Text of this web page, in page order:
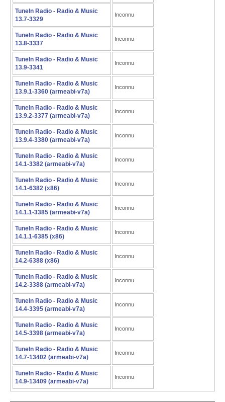
TuneIn Radio - Radio & Music
13.7-3329
Inconnu
TuneIn Radio - Radio & Music
13.8-3337
Inconnu
TuneIn Radio - Radio & Music
13.9-3341
Inconnu
TuneIn Radio - Radio & Music
13.9.1-3360 (armeabi-v7a)
Inconnu
TuneIn Radio - Radio & Music
13.9.2-3377 (armeabi-v7a)
Inconnu
TuneIn Radio - Radio & Music
13.9.4-3380 (armeabi-v7a)
Inconnu
TuneIn Radio - Radio & Music
14.1-3382 (armeabi-v7a)
Inconnu
TuneIn Radio - Radio & Music
14.1-6382 (x86)
Inconnu
TuneIn Radio - Radio & Music
14.1.1-3385 (armeabi-v7a)
Inconnu
TuneIn Radio - Radio & Music
14.1.1-6385 (x86)
Inconnu
TuneIn Radio - Radio & Music
14.2-6388 (x86)
Inconnu
TuneIn Radio - Radio & Music
14.2-3388 (armeabi-v7a)
Inconnu
TuneIn Radio - Radio & Music
14.4-3395 (armeabi-v7a)
Inconnu
TuneIn Radio - Radio & Music
14.5-3398 (armeabi-v7a)
Inconnu
TuneIn Radio - Radio & Music
14.7-13402 (armeabi-v7a)
Inconnu
TuneIn Radio - Radio & Music
14.9-13409 (armeabi-v7a)
Inconnu